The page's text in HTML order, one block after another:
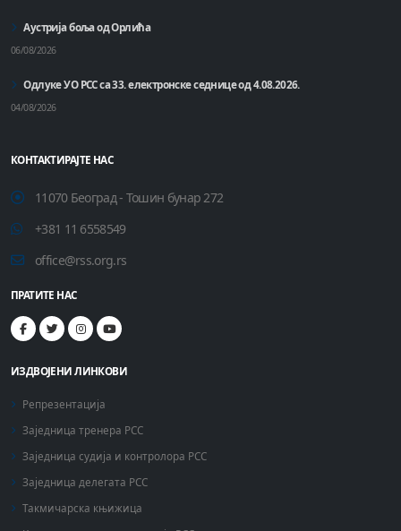
Аустрија боља од Орлића
06/08/2026
Одлуке УО РСС са 33. електронске седнице од 4.08.2026.
04/08/2026
КОНТАКТИРАЈТЕ НАС
11070 Београд - Тошин бунар 272
+381 11 6558549
office@rss.org.rs
ПРАТИТЕ НАС
ИЗДВОЈЕНИ ЛИНКОВИ
Репрезентација
Заједница тренера РСС
Заједница судија и контролора РСС
Заједница делегата РСС
Такмичарска књижица